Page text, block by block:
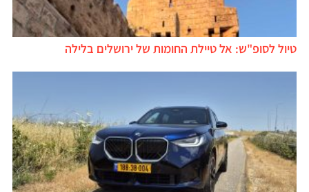
טיול לסופ"ש: אל טיילת החומות של ירושלים בלילה